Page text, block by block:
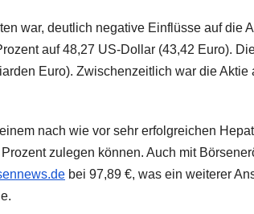
war, deutlich negative Einflüsse auf die
auf 48,27 US-Dollar (43,42 Euro).
Euro). Zwischenzeitlich war die Aktie
nach wie vor sehr erfolgreichen
zulegen können. Auch mit
bei 97,89 €, was ein weiterer